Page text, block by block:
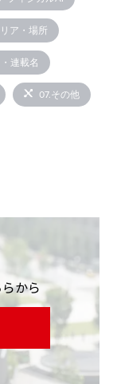
ア・場所
連載名
07.その他
から